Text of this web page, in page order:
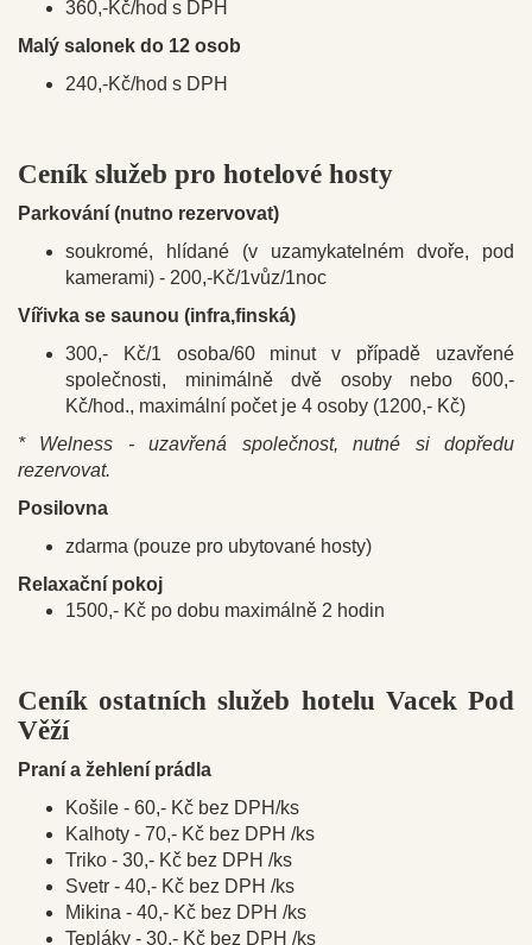
360,-Kč/hod s DPH
Malý salonek do 12 osob
240,-Kč/hod s DPH
Ceník služeb pro hotelové hosty
Parkování (nutno rezervovat)
soukromé, hlídané (v uzamykatelném dvoře, pod
kamerami) - 200,-Kč/1vůz/1noc
Vířivka se saunou (infra,finská)
300,- Kč/1 osoba/60 minut v případě uzavřené
společnosti, minimálně dvě osoby nebo 600,-
Kč/hod., maximální počet je 4 osoby (1200,- Kč)
* Welness - uzavřená společnost, nutné si dopředu
rezervovat.
Posilovna
zdarma (pouze pro ubytované hosty)
Relaxační pokoj
1500,- Kč po dobu maximálně 2 hodin
Ceník ostatních služeb hotelu Vacek Pod
Věží
Praní a žehlení prádla
Košile - 60,- Kč bez DPH/ks
Kalhoty - 70,- Kč bez DPH /ks
Triko - 30,- Kč bez DPH /ks
Svetr - 40,- Kč bez DPH /ks
Mikina - 40,- Kč bez DPH /ks
Tepláky - 30,- Kč bez DPH /ks